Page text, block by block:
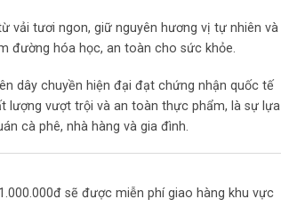
vải tươi ngon, giữ nguyên hương vị tự nhiên và
đường hóa học, an toàn cho sức khỏe.
dây chuyền hiện đại đạt chứng nhận quốc tế
lượng vượt trội và an toàn thực phẩm, là sự lựa
cà phê, nhà hàng và gia đình.
sẽ được miễn phí giao hàng khu vực